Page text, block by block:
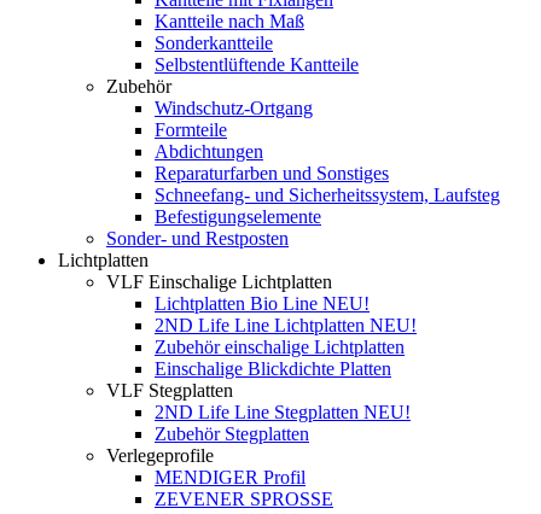
Kantteile nach Maß
Sonderkantteile
Selbstentlüftende Kantteile
Zubehör
Windschutz-Ortgang
Formteile
Abdichtungen
Reparaturfarben und Sonstiges
Schneefang- und Sicherheitssystem, Laufsteg
Befestigungselemente
Sonder- und Restposten
Lichtplatten
VLF Einschalige Lichtplatten
Lichtplatten Bio Line NEU!
2ND Life Line Lichtplatten NEU!
Zubehör einschalige Lichtplatten
Einschalige Blickdichte Platten
VLF Stegplatten
2ND Life Line Stegplatten NEU!
Zubehör Stegplatten
Verlegeprofile
MENDIGER Profil
ZEVENER SPROSSE